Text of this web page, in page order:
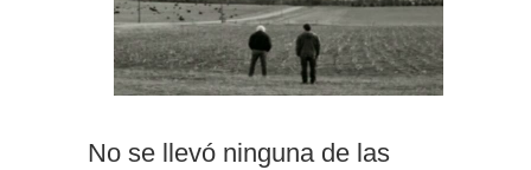
No se llevó ninguna de las